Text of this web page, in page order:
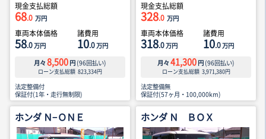
現金支払総額
68.0 万円
車両本体価格
58.0万円
諸費用
10.0万円
月々 8,500 円 (96回払い)
ローン支払総額 823,334円
法定整備付
保証付(1年・走行無制限)
現金支払総額
328.0 万円
車両本体価格
318.0万円
諸費用
10.0万円
月々 41,300 円 (96回払い)
ローン支払総額 3,971,380円
法定整備無
保証付(57ヶ月・100,000km)
ホンダ Ｎ−ＯＮＥ ホンダ Ｎ ＢＯＸ